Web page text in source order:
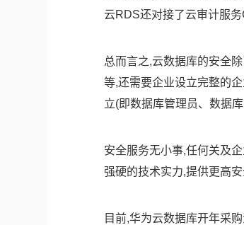
云RDS还对接了云审计服
总而言之,云数据库的安全
等,还需要企业设立完整的
立(即数据库管理员、数据
安全服务无小事,任何关及
强硬的技术实力,提供更高
目前,华为云数据库开年采